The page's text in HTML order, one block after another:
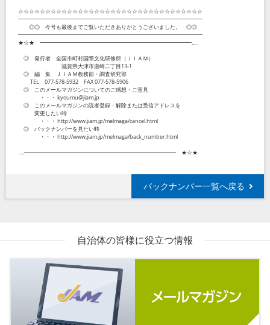
☆☆☆☆☆☆☆☆☆☆☆☆☆☆☆☆☆☆☆☆☆☆☆☆☆☆☆☆☆☆☆☆☆☆
━━━━━━━━━━━━━━━━━━━━━━━━━━━━━━━━━━
◎◎ 今号も最後までご覧いただきありがとうございました。 ◎◎
━━━━━━━━━━━━━━━━━━━━━━━━━━━━━━━━━━
★☆★ ━━━━━━━━━━━━━━━━━━━━━━━━━━━━...‥
◎ 発行者 全国市町村国際文化研修所（ＪＩＡＭ）
滋賀県大津市唐崎二丁目13-1
◎ 編 集 ＪＩＡＭ教務部・調査研究部
TEL 077-578-5932 FAX 077-578-5906
◎ このメールマガジンについてのご感想・ご意見
・・・ kyoumu@jiam.jp
◎ このメールマガジンの読者登録・解除または受信アドレスを
変更したい時
・・・ http://www.jiam.jp/melmaga/cancel.html
◎ バックナンバーを見たい時
・・・ http://www.jiam.jp/melmaga/back_number.html
‥...━━━━━━━━━━━━━━━━━━━━━━━━━━━━ ★☆★
バックナンバー一覧へ戻る
自治体の皆様に役立つ情報